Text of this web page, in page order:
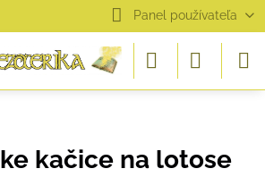
Panel používateľa
kačice na lotose